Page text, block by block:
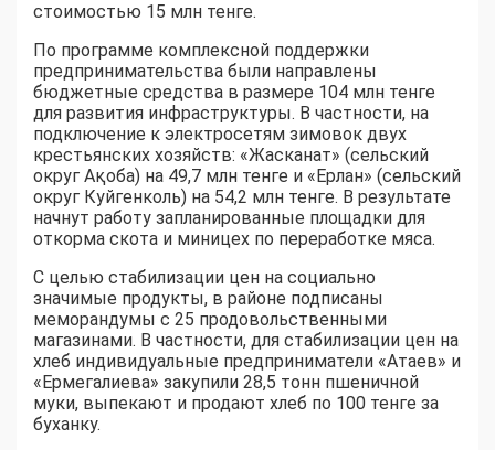
стоимостью 15 млн тенге.
По программе комплексной поддержки
предпринимательства были направлены
бюджетные средства в размере 104 млн тенге
для развития инфраструктуры. В частности, на
подключение к электросетям зимовок двух
крестьянских хозяйств: «Жасканат» (сельский
округ Ақоба) на 49,7 млн тенге и «Ерлан» (сельский
округ Куйгенколь) на 54,2 млн тенге. В результате
начнут работу запланированные площадки для
откорма скота и миницех по переработке мяса.
С целью стабилизации цен на социально
значимые продукты, в районе подписаны
меморандумы с 25 продовольственными
магазинами. В частности, для стабилизации цен на
хлеб индивидуальные предприниматели «Атаев» и
«Ермегалиева» закупили 28,5 тонн пшеничной
муки, выпекают и продают хлеб по 100 тенге за
буханку.